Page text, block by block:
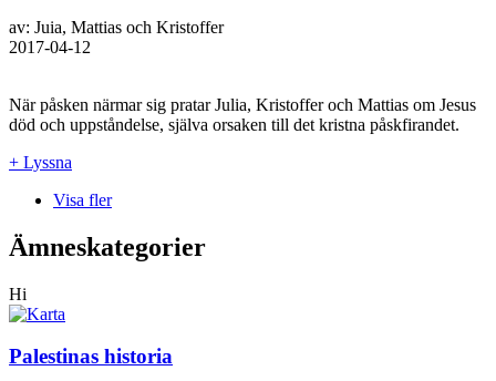
av: Juia, Mattias och Kristoffer
2017-04-12
När påsken närmar sig pratar Julia, Kristoffer och Mattias om Jesus
död och uppståndelse, själva orsaken till det kristna påskfirandet.
+ Lyssna
Visa fler
Ämneskategorier
Hi
Palestinas historia